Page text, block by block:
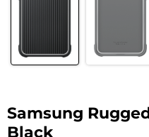
Samsung
Black